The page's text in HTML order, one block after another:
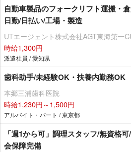
自動車製品のフォークリフト運搬・
日勤/日払い/工場・製造
UTエージェント株式会社AGT東海第一
時給1,300円
派遣社員 / 愛知県
歯科助手/未経験OK・扶養内勤務OK
本郷三浦歯科医院
時給1,230円～1,500円
アルバイト・パート / 東京都
「週1から可」調理スタッフ/無資格
会保障完備